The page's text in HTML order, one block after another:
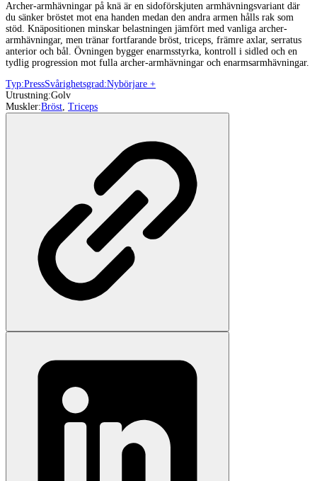
Archer-armhävningar på knä är en sidoförskjuten armhävningsvariant där
du sänker bröstet mot ena handen medan den andra armen hålls rak som
stöd. Knäpositionen minskar belastningen jämfört med vanliga archer-
armhävningar, men tränar fortfarande bröst, triceps, främre axlar, serratus
anterior och bål. Övningen bygger enarmsstyrka, kontroll i sidled och en
tydlig progression mot fulla archer-armhävningar och enarmsarmhävningar.
Typ:PressSvårighetsgrad:Nybörjare +
Utrustning:Golv
Muskler:Bröst, Triceps